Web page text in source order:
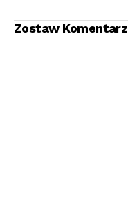
Zostaw Komentarz